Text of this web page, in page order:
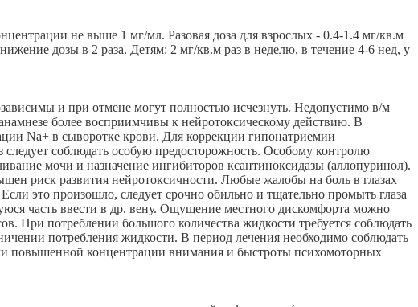
не выше 1 мг/мл. Разовая доза для взрослых - 0.4-1.4 мг/кв.м
дозы в 2 раза. Детям: 2 мг/кв.м раз в неделю, в течение 4-6 нед, у
и при отмене могут полностью исчезнуть. Недопустимо в/м
более восприимчивы к нейротоксическому действию. В
Na+ в сыворотке крови. Для коррекции гипонатриемии
соблюдать особую предосторожность. Особому контролю
мочи и назначение ингибиторов ксантиноксидазы (аллопуринол).
риск развития нейротоксичности. Любые жалобы на боль в глазах
это произошло, следует срочно обильно и тщательно промыть глаза
часть ввести в др. вену. Ощущение местного дискомфорта можно
При потреблении большого количества жидкости требуется соблюдать
потребления жидкости. В период лечения необходимо соблюдать
повышенной концентрации внимания и быстроты психомоторных